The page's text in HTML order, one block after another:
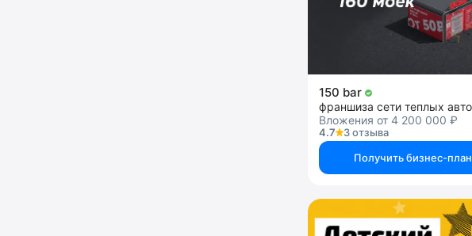
150 bar
Вложения от 4 200 000 ₽
4.7
3 отзыва
Получить бизнес-план